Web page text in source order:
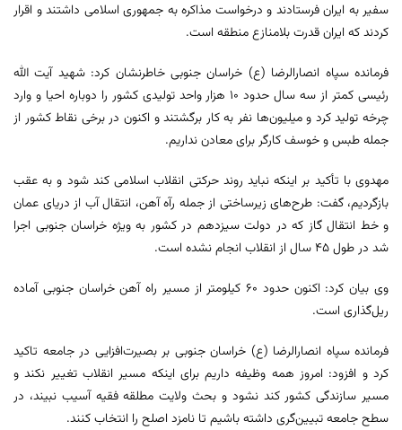
سفیر به ایران فرستادند و درخواست مذاکره به جمهوری اسلامی داشتند و اقرار
کردند که ایران قدرت بلامنازع منطقه است.
فرمانده سپاه انصارالرضا (ع) خراسان جنوبی خاطرنشان کرد: شهید آیت الله
رئیسی کمتر از سه سال حدود ۱۰ هزار واحد تولیدی کشور را دوباره احیا و وارد
چرخه تولید کرد و میلیون‌ها نفر به کار برگشتند و اکنون در برخی نقاط کشور از
جمله طبس و خوسف کارگر برای معادن نداریم.
مهدوی با تأکید بر اینکه نباید روند حرکتی انقلاب اسلامی کند شود و به عقب
بازگردیم، گفت: طرح‌های زیرساختی از جمله رآه آهن، انتقال آب از دریای عمان
و خط انتقال گاز که در دولت سیزدهم در کشور به ویژه خراسان جنوبی اجرا
شد در طول ۴۵ سال از انقلاب انجام نشده است.
وی بیان کرد: اکنون حدود ۶۰ کیلومتر از مسیر راه آهن خراسان جنوبی آماده
ریل‌گذاری است.
فرمانده سپاه انصارالرضا (ع) خراسان جنوبی بر بصیرت‌افزایی در جامعه تاکید
کرد و افزود: امروز همه وظیفه داریم برای اینکه مسیر انقلاب تغییر نکند و
مسیر سازندگی کشور کند نشود و بحث ولایت مطلقه فقیه آسیب نبیند، در
سطح جامعه تبیین‌گری داشته باشیم تا نامزد اصلح را انتخاب کنند.